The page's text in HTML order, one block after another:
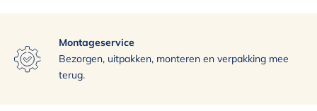
Montageservice
Bezorgen, uitpakken, monteren en verpakking mee
terug.
Exclusief assortiment
Uitstekende bezorgservice